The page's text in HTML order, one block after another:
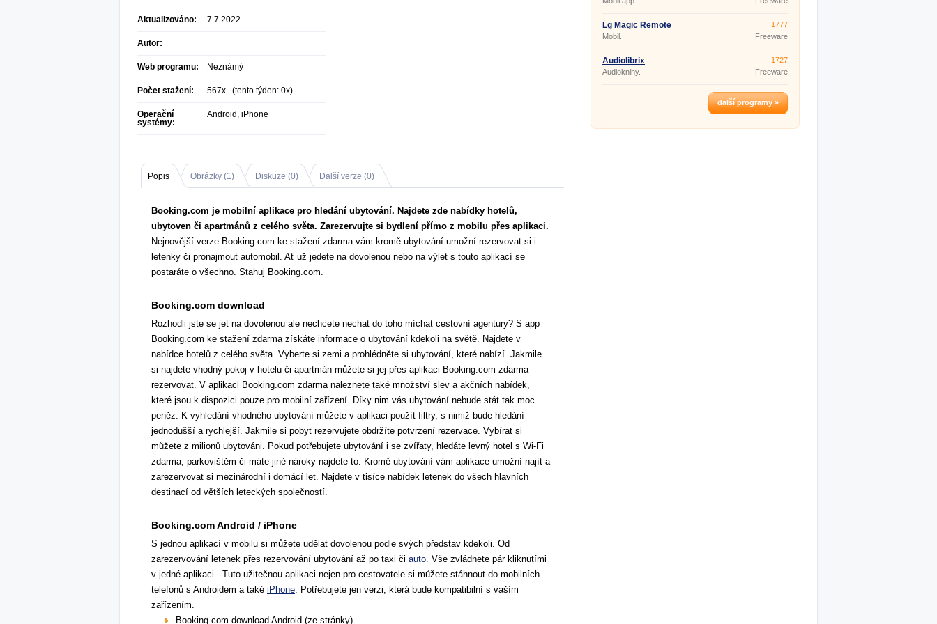
Aktualizováno: 7.7.2022
Autor:
Web programu: Neznámý
Počet stažení: 567x (tento týden: 0x)
Operační
systémy:
Android, iPhone
Popis Obrázky (1) Diskuze (0) Další verze (0)
Booking.com je mobilní aplikace pro hledání ubytování. Najdete zde nabídky hotelů,
ubytoven či apartmánů z celého světa. Zarezervujte si bydlení přímo z mobilu přes aplikaci.
Nejnovější verze Booking.com ke stažení zdarma vám kromě ubytování umožní rezervovat si i
letenky či pronajmout automobil. Ať už jedete na dovolenou nebo na výlet s touto aplikací se
postaráte o všechno. Stahuj Booking.com.
Booking.com download
Rozhodli jste se jet na dovolenou ale nechcete nechat do toho míchat cestovní agentury? S app
Booking.com ke stažení zdarma získáte informace o ubytování kdekoli na světě. Najdete v
nabídce hotelů z celého světa. Vyberte si zemi a prohlédněte si ubytování, které nabízí. Jakmile
si najdete vhodný pokoj v hotelu či apartmán můžete si jej přes aplikaci Booking.com zdarma
rezervovat. V aplikaci Booking.com zdarma naleznete také množství slev a akčních nabídek,
které jsou k dispozici pouze pro mobilní zařízení. Díky nim vás ubytování nebude stát tak moc
peněz. K vyhledání vhodného ubytování můžete v aplikaci použít filtry, s nimiž bude hledání
jednodušší a rychlejší. Jakmile si pobyt rezervujete obdržíte potvrzení rezervace. Vybírat si
můžete z milionů ubytováni. Pokud potřebujete ubytování i se zvířaty, hledáte levný hotel s Wi-Fi
zdarma, parkovištěm či máte jiné nároky najdete to. Kromě ubytování vám aplikace umožní najít a
zarezervovat si mezinárodní i domácí let. Najdete v tisíce nabídek letenek do všech hlavních
destinací od větších leteckých společností.
Booking.com Android / iPhone
S jednou aplikací v mobilu si můžete udělat dovolenou podle svých představ kdekoli. Od
zarezervování letenek přes rezervování ubytování až po taxi či auto. Vše zvládnete pár kliknutími
v jedné aplikaci . Tuto užitečnou aplikaci nejen pro cestovatele si můžete stáhnout do mobilních
telefonů s Androidem a také iPhone. Potřebujete jen verzi, která bude kompatibilní s vaším
zařízením.
Booking.com download Android (ze stránky)
Lg Magic Remote
Mobil.
1777
Freeware
Audiolibrix
Audioknihy.
1727
Freeware
další programy »